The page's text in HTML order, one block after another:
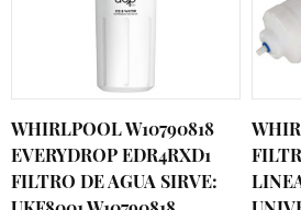
WHIRLPOOL W10790818
EVERYDROP EDR4RXD1
FILTRO DE AGUA SIRVE: